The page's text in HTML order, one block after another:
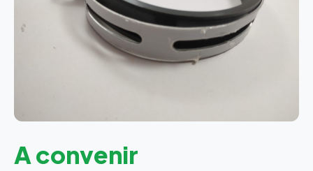
A convenir